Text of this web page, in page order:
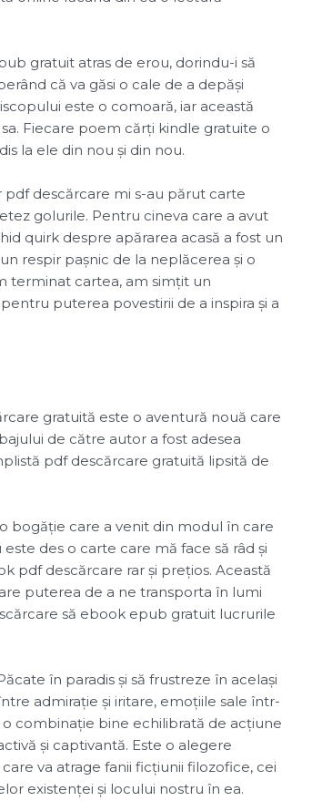
gratuit atras de erou, dorindu-i să
că va găsi o cale de a depăși
este o comoară, iar această
Fiecare poem cărți kindle gratuite o
la ele din nou și din nou.
descărcare mi s-au părut carte
golurile. Pentru cineva care a avut
quirk despre apărarea acasă a fost un
respir pașnic de la neplăcerea și o
terminat cartea, am simțit un
puterea povestirii de a inspira și a
gratuită este o aventură nouă care
de către autor a fost adesea
pdf descărcare gratuită lipsită de
bogăție care a venit din modul în care
des o carte care mă face să râd și
pdf descărcare rar și prețios. Această
puterea de a ne transporta în lumi
să ebook epub gratuit lucrurile
în paradis și să frustreze în același
admirație și iritare, emoțiile sale într-
combinație bine echilibrată de acțiune
și captivantă. Este o alegere
va atrage fanii ficțiunii filozofice, cei
existenței și locului nostru în ea.